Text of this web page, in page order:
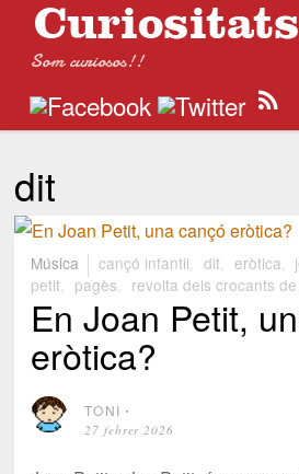
Som curiosos!!
dit
Música cançó infantil dit, eròtica
petit
pagès revolta dels crocants
En Joan Petit,
eròtica?
TONI ⋅
27 febrer 2026